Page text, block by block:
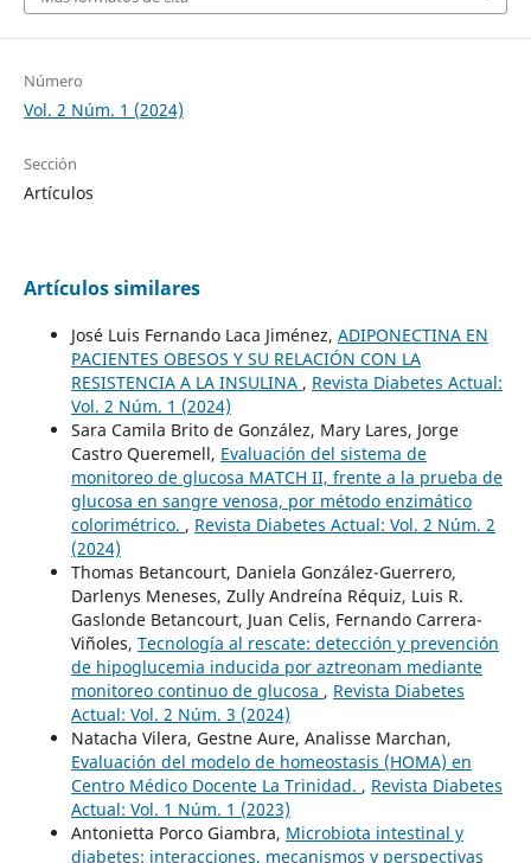
Número
Vol. 2 Núm. 1 (2024)
Sección
Artículos
Artículos similares
José Luis Fernando Laca Jiménez, ADIPONECTINA EN
PACIENTES OBESOS Y SU RELACIÓN CON LA
RESISTENCIA A LA INSULINA , Revista Diabetes Actual:
Vol. 2 Núm. 1 (2024)
Sara Camila Brito de González, Mary Lares, Jorge
Castro Queremell, Evaluación del sistema de
monitoreo de glucosa MATCH II, frente a la prueba de
glucosa en sangre venosa, por método enzimático
colorimétrico. , Revista Diabetes Actual: Vol. 2 Núm. 2
(2024)
Thomas Betancourt, Daniela González-Guerrero,
Darlenys Meneses, Zully Andreína Réquiz, Luis R.
Gaslonde Betancourt, Juan Celis, Fernando Carrera-
Viñoles, Tecnología al rescate: detección y prevención
de hipoglucemia inducida por aztreonam mediante
monitoreo continuo de glucosa , Revista Diabetes
Actual: Vol. 2 Núm. 3 (2024)
Natacha Vilera, Gestne Aure, Analisse Marchan,
Evaluación del modelo de homeostasis (HOMA) en
Centro Médico Docente La Trinidad. , Revista Diabetes
Actual: Vol. 1 Núm. 1 (2023)
Antonietta Porco Giambra, Microbiota intestinal y
diabetes: interacciones, mecanismos y perspectivas